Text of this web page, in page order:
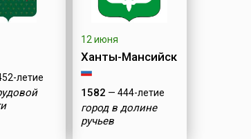
летие
12 июня
Ханты-Мансийск
1582 — 444-летие
город в долине
ручьев